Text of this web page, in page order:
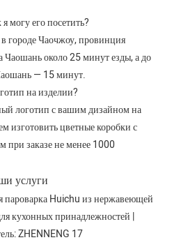
могу его посетить?
городе Чаочжоу, провинция
Чаошань около 25 минут езды, а до
— 15 минут.
на изделии?
логотип с вашим дизайном на
цветные коробки с
заказе не менее 1000
услуги